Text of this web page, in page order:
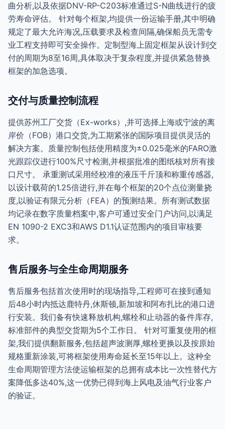
曲分析,以及依据DNV-RP-C203标准通过S-N曲线进行的疲
劳寿命评估。 针对每个框架,均提供一份运输手册,其中明确
规定了最大允许海况,压载要求及检查间隔,确保船员无需专
业工程支持即可安全操作。定制型海上固定框架从设计到交
付的周期为8至16周,具体取决于复杂程度,并提供紧急替换
框架的加急选项。
交付与质量控制流程
提供苏州工厂交货（Ex-works）,并可选择上海或宁波的离
岸价（FOB）港口交货,为工期紧张的国际项目提供灵活的
解决方案。质量控制包括使用精度为±0.025毫米的FARO激
光跟踪仪进行100%尺寸检测,并根据批准的图纸核对所有接
口尺寸。 承重测试采用经校准的液压千斤顶和称重传感器,
以设计载荷的1.25倍进行,并在每个框架的20个点位测量挠
度,以验证有限元分析（FEA）的预测结果。所有测试数据
均记录在数字质量档案中,客户可通过安全门户访问,以满足
EN 1090-2 EXC3和AWS D1.1认证范围内的项目审核要
求。
售后服务与全生命周期服务
售后服务包括首次使用时的现场指导,工程师可在接到通知
后48小时内抵达鹿特丹,休斯顿,新加坡和阿布扎比的港口进
行安装。我们备有快速释放机构,螺栓和止动器的备件库存,
标准部件的典型交货期为5个工作日。 针对可重复使用的框
架,我们提供翻新服务,包括超声波测厚,螺栓更换以及按原始
规格重新涂装,可将框架使用寿命延长至15年以上。这种全
生命周期管理方法使运输框架的总拥有成本比一次性替代方
案降低多达40%,这一优势已得到海上风电及油气行业客户
的验证。